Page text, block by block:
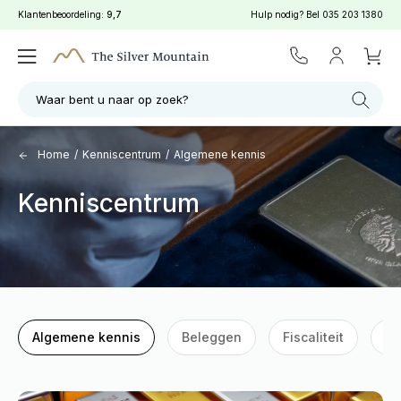
Klantenbeoordeling: 9,7 Hulp nodig? Bel 035 203 1380
Waar bent u naar op zoek?
Home / Kenniscentrum / Algemene kennis
Kenniscentrum
Algemene kennis Beleggen Fiscaliteit